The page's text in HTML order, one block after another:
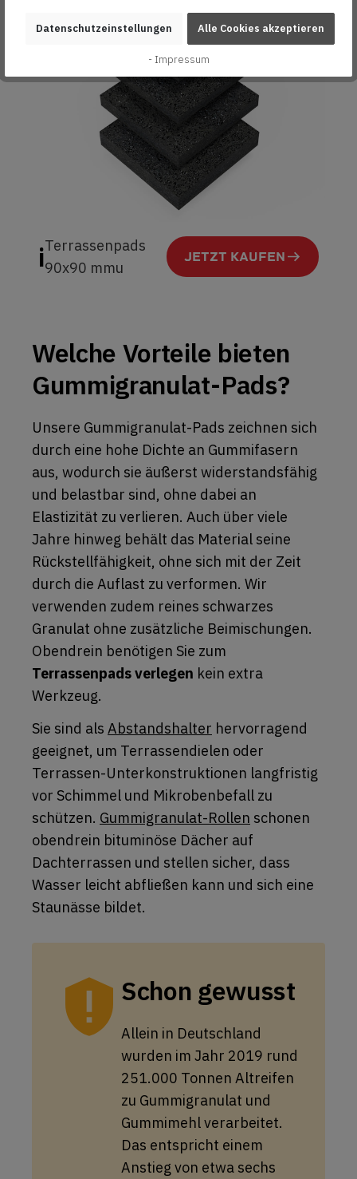
iTerrassenpads
90x90 mmu
JETZT KAUFEN
Welche Vorteile bieten
Gummigranulat-Pads?
Unsere Gummigranulat-Pads zeichnen sich
durch eine hohe Dichte an Gummifasern
aus, wodurch sie äußerst widerstandsfähig
und belastbar sind, ohne dabei an
Elastizität zu verlieren. Auch über viele
Jahre hinweg behält das Material seine
Rückstellfähigkeit, ohne sich mit der Zeit
durch die Auflast zu verformen. Wir
verwenden zudem reines schwarzes
Granulat ohne zusätzliche Beimischungen.
Obendrein benötigen Sie zum
Terrassenpads verlegen kein extra
Werkzeug.
Sie sind als Abstandshalter hervorragend
geeignet, um Terrassendielen oder
Terrassen-Unterkonstruktionen langfristig
vor Schimmel und Mikrobenbefall zu
schützen. Gummigranulat-Rollen schonen
obendrein bituminöse Dächer auf
Dachterrassen und stellen sicher, dass
Wasser leicht abfließen kann und sich eine
Staunässe bildet.
Schon gewusst
Allein in Deutschland
wurden im Jahr 2019 rund
251.000 Tonnen Altreifen
zu Gummigranulat und
Gummimehl verarbeitet.
Das entspricht einem
Anstieg von etwa sechs
Datenschutzeinstellungen Alle Cookies akzeptieren
- Impressum